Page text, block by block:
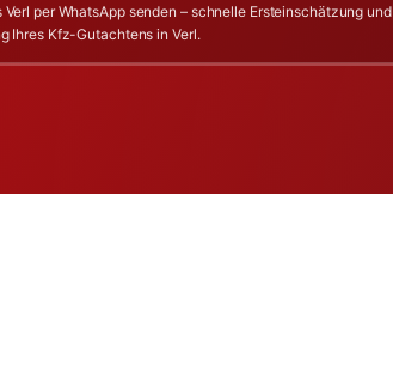
per WhatsApp senden – schnelle Ersteinschätzung und
Ihres Kfz-Gutachtens in Verl.